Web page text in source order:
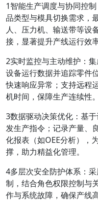
1智能生产调度与协同控
品类型与模具切换需求，
人、压力机、输送带等设
接，显著提升产线运行效率
2实时监控与主动维护：
设备运行数据并追踪零件
快速响应异常；支持远程
机时间，保障生产连续性。
3数据驱动决策优化：基
发生产指令；记录产量、
化报表（如OEE分析），
撑，助力精益化管理。
4多层次安全防护体系：
制，结合角色权限控制与
作与系统故障，确保产线